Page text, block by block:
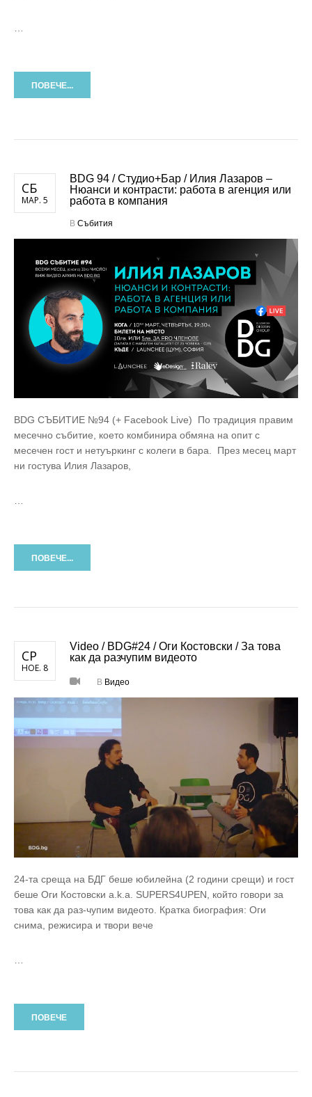
ПОВЕЧЕ...
СБ
МАР. 5
BDG 94 / Студио+Бар / Илия Лазаров –
Нюанси и контрасти: работа в агенция или
работа в компания
В Събития
BDG СЪБИТИЕ №94 (+ Facebook Live) По традиция правим
месечно събитие, което комбинира обмяна на опит с
месечен гост и нетуъркинг с колеги в бара. През месец март
ни гостува Илия Лазаров,
…
ПОВЕЧЕ...
СР
НОЕ. 8
Video / BDG#24 / Оги Костовски / За това
как да разчупим видеото
В Видео
24-та среща на БДГ беше юбилейна (2 години срещи) и гост
беше Оги Костовски a.k.a. SUPERS4UPEN, който говори за
това как да раз-чупим видеото. Кратка биография: Оги
снима, режисира и твори вече
ПОВЕЧЕ